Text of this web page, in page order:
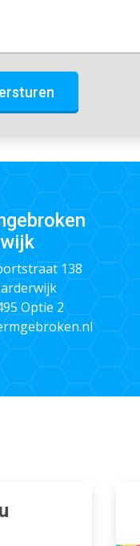
138
Optie 2